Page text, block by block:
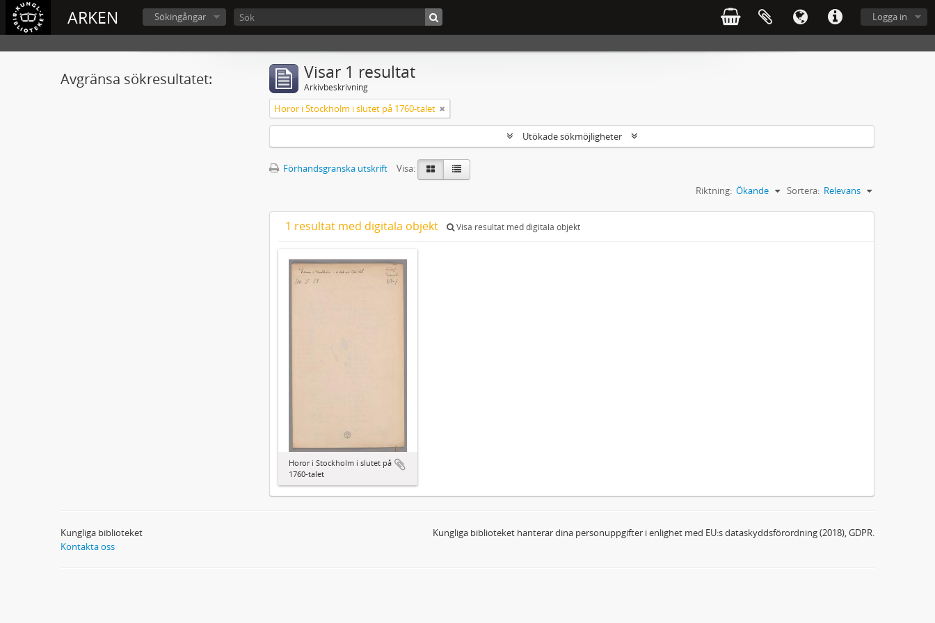
ARKEN Logga in
Sökingångar
Avgränsa sökresultatet: Visar 1 resultat
Arkivbeskrivning
Horor i Stockholm i slutet på 1760-talet
Utökade sökmöjligheter
Förhandsgranska utskrift
Visa:
Sortera: Relevans
Riktning: Ökande
1 resultat med digitala objekt Visa resultat med digitala objekt
Horor i Stockholm i slutet på
1760-talet
Kungliga biblioteket
Kontakta oss
Kungliga biblioteket hanterar dina personuppgifter i enlighet med EU:s dataskyddsförordning (2018), GDPR.